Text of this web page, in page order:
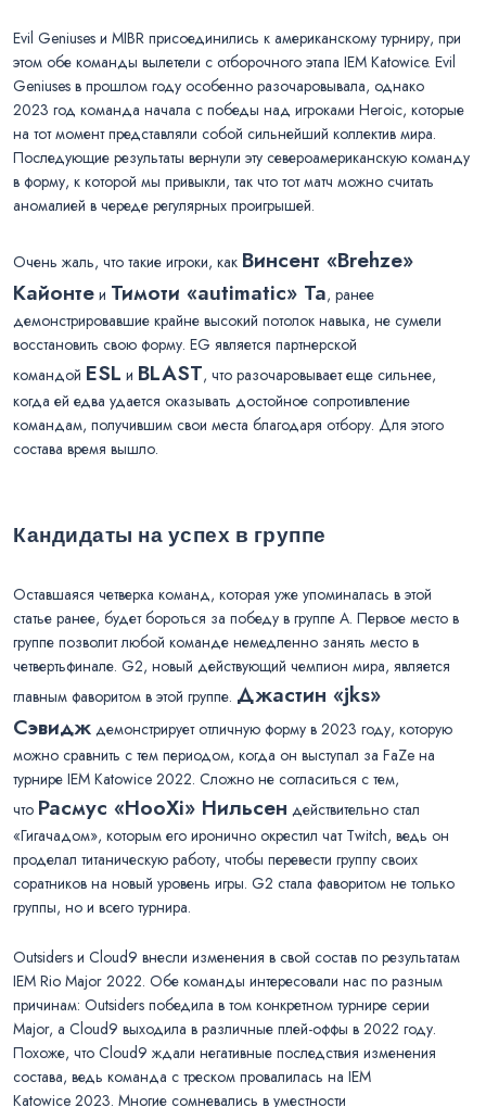
Evil Geniuses и MIBR присоединились к американскому турниру, при
этом обе команды вылетели с отборочного этапа IEM Katowice. Evil
Geniuses в прошлом году особенно разочаровывала, однако
2023 год команда начала с победы над игроками Heroic, которые
на тот момент представляли собой сильнейший коллектив мира.
Последующие результаты вернули эту североамериканскую команду
в форму, к которой мы привыкли, так что тот матч можно считать
аномалией в череде регулярных проигрышей.
Очень жаль, что такие игроки, как Винсент «Brehze»
Кайонте и Тимоти «autimatic» Та, ранее
демонстрировавшие крайне высокий потолок навыка, не сумели
восстановить свою форму. EG является партнерской
командой ESL и BLAST, что разочаровывает еще сильнее,
когда ей едва удается оказывать достойное сопротивление
командам, получившим свои места благодаря отбору. Для этого
состава время вышло.
Кандидаты на успех в группе
Оставшаяся четверка команд, которая уже упоминалась в этой
статье ранее, будет бороться за победу в группе A. Первое место в
группе позволит любой команде немедленно занять место в
четвертьфинале. G2, новый действующий чемпион мира, является
главным фаворитом в этой группе. Джастин «jks»
Сэвидж демонстрирует отличную форму в 2023 году, которую
можно сравнить с тем периодом, когда он выступал за FaZe на
турнире IEM Katowice 2022. Сложно не согласиться с тем,
что Расмус «HooXi» Нильсен действительно стал
«Гигачадом», которым его иронично окрестил чат Twitch, ведь он
проделал титаническую работу, чтобы перевести группу своих
соратников на новый уровень игры. G2 стала фаворитом не только
группы, но и всего турнира.
Outsiders и Cloud9 внесли изменения в свой состав по результатам
IEM Rio Major 2022. Обе команды интересовали нас по разным
причинам: Outsiders победила в том конкретном турнире серии
Major, а Cloud9 выходила в различные плей-оффы в 2022 году.
Похоже, что Cloud9 ждали негативные последствия изменения
состава, ведь команда с треском провалилась на IEM
Katowice 2023. Многие сомневались в уместности